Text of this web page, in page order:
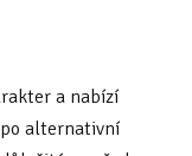
a nabízí
alternativní